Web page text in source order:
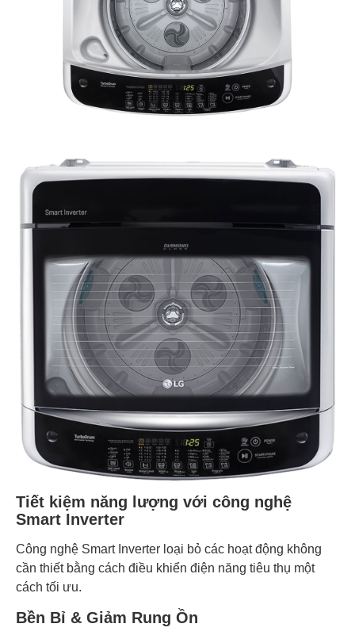
Tiết kiệm năng lượng với công nghệ
Smart Inverter
Công nghệ Smart Inverter loại bỏ các hoạt động không
cần thiết bằng cách điều khiển điện năng tiêu thụ một
cách tối ưu.
Bền Bỉ & Giảm Rung Ồn